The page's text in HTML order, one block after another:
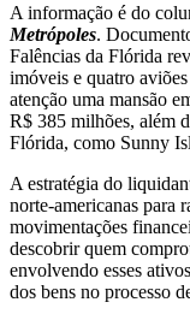
A informação é do
Metrópoles.
Falências da Flórida
imóveis e quatro
atenção uma mansão
R$ 385 milhões, além
Flórida, como Sunny
A estratégia do
norte-americanas para
movimentações
descobrir quem
envolvendo esses
dos bens no processo